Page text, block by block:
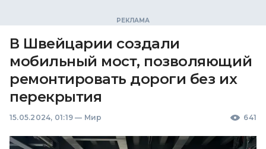
В Швейцарии создали
мобильный мост, позволяющий
ремонтировать дороги без их
перекрытия
15.05.2024, 01:19 — Мир 641